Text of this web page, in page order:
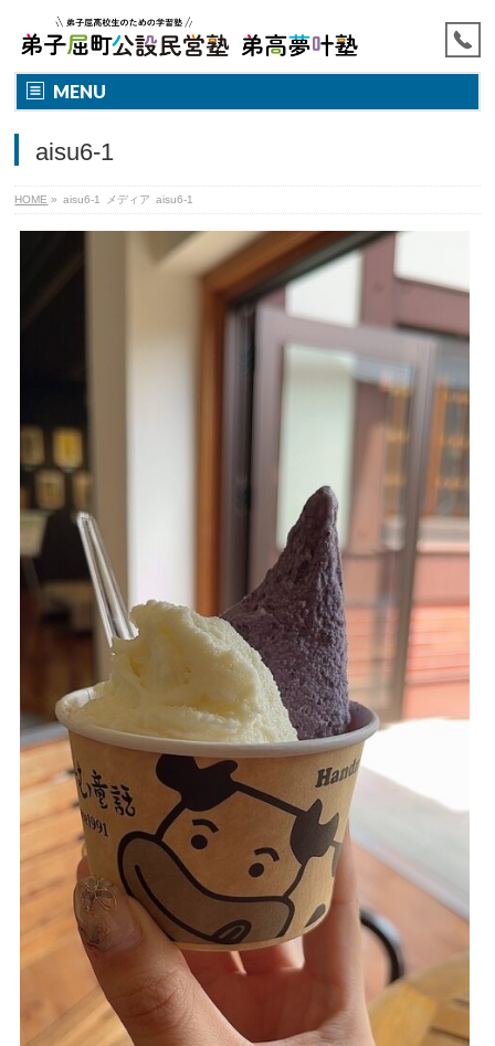
MENU
aisu6-1
HOME » aisu6-1 メディア aisu6-1